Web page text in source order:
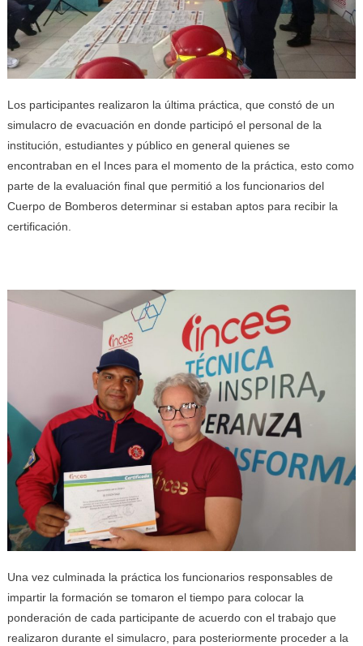
Los participantes realizaron la última práctica, que constó de un
simulacro de evacuación en donde participó el personal de la
institución, estudiantes y público en general quienes se
encontraban en el Inces para el momento de la práctica, esto como
parte de la evaluación final que permitió a los funcionarios del
Cuerpo de Bomberos determinar si estaban aptos para recibir la
certificación.
Una vez culminada la práctica los funcionarios responsables de
impartir la formación se tomaron el tiempo para colocar la
ponderación de cada participante de acuerdo con el trabajo que
realizaron durante el simulacro, para posteriormente proceder a la